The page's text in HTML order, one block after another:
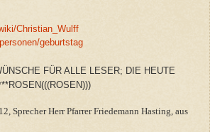
Christian_Wulff
geburtstag
FÜR ALLE LESER; DIE HEUTE
Sprecher Herr Pfarrer Friedemann Hasting, aus